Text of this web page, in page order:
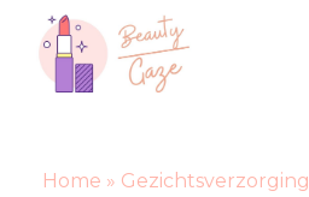
naar
Home » Gezichtsverzorging